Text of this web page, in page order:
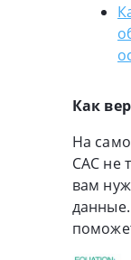
Как
На
CAC не
вам